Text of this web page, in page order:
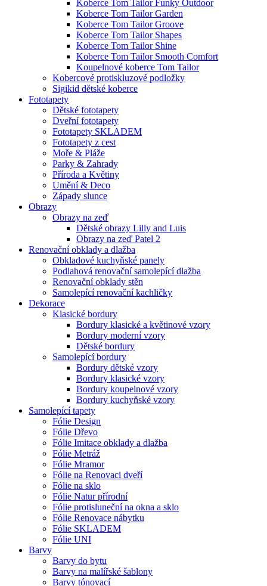
Koberce Tom Tailor Funky Outdoor
Koberce Tom Tailor Garden
Koberce Tom Tailor Groove
Koberce Tom Tailor Shapes
Koberce Tom Tailor Shine
Koberce Tom Tailor Smooth Comfort
Koupelnové koberce Tom Tailor
Kobercové protiskluzové podložky
Sigikid dětské koberce
Fototapety
Dětské fototapety
Dveřní fototapety
Fototapety SKLADEM
Fototapety z cest
Moře & Pláže
Parky & Zahrady
Příroda a Květiny
Umění & Deco
Západy slunce
Obrazy
Obrazy na zeď
Dětské obrazy Lilly and Luis
Obrazy na zeď Patel 2
Renovační obklady a dlažba
Obkladové kuchyňské panely
Podlahová renovační samolepící dlažba
Renovační obklady stěn
Samolepící renovační kachličky
Dekorace
Klasické bordury
Bordury klasické a květinové vzory
Bordury moderní vzory
Dětské bordury
Samolepící bordury
Bordury dětské vzory
Bordury klasické vzory
Bordury koupelnové vzory
Bordury kuchyňské vzory
Samolepící tapety
Fólie Design
Fólie Dřevo
Fólie Imitace obklady a dlažba
Fólie Metráž
Fólie Mramor
Fólie na Renovaci dveří
Fólie na sklo
Fólie Natur přírodní
Fólie protisluneční na okna a sklo
Fólie Renovace nábytku
Fólie SKLADEM
Fólie UNI
Barvy
Barvy do bytu
Barvy na malířské šablony
Barvy tónovací